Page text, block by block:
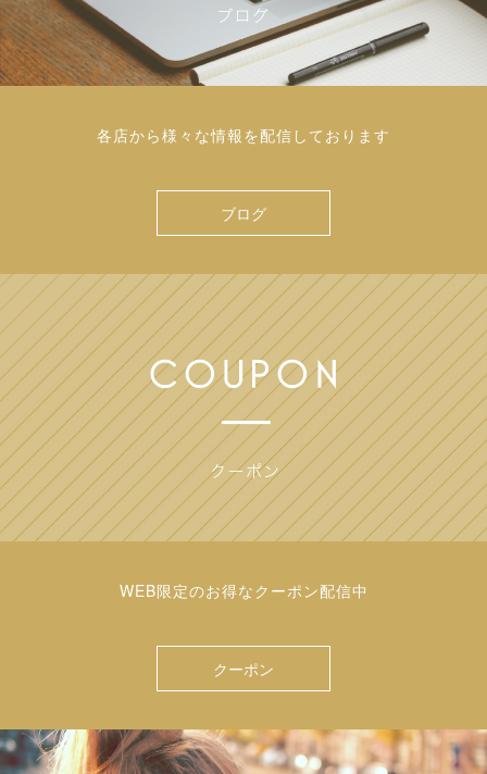
各店から様々な情報を配信しております
ブログ
WEB限定のお得なクーポン配信中
クーポン